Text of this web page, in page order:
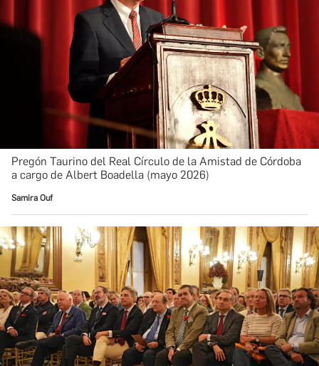
Pregón Taurino del Real Círculo de la Amistad de Córdoba
a cargo de Albert Boadella (mayo 2026)
Samira Ouf